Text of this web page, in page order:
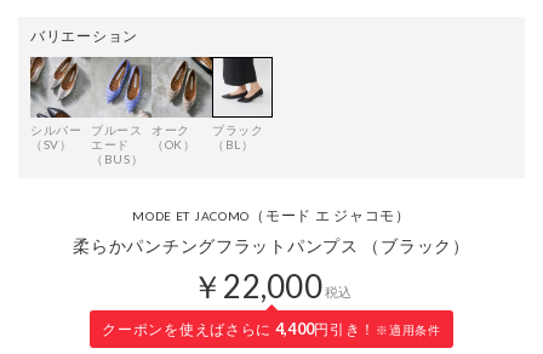
バリエーション
シルバー
（SV）
ブルース
エード
（BUS）
オーク
（OK）
ブラック
（BL）
MODE ET JACOMO （モード エ ジャコモ）
柔らかパンチングフラットパンプス （ブラック）
￥22,000税込
クーポンを使えばさらに 4,400円引き！ ※適用条件